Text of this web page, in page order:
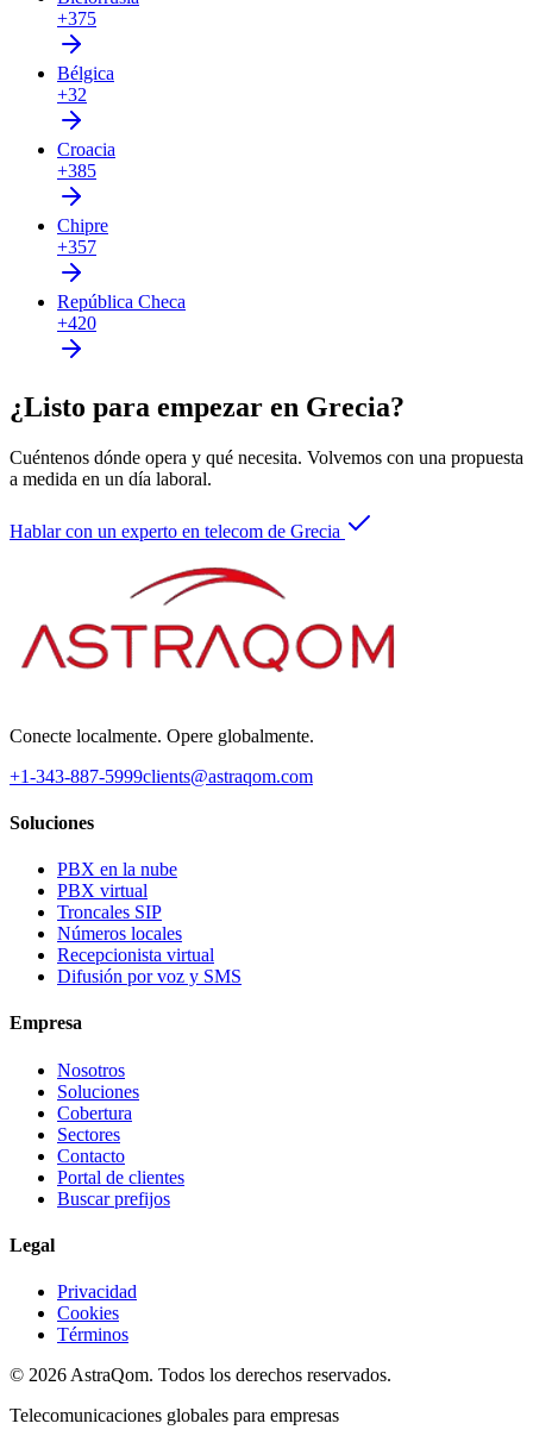
+375
Bélgica
+32
Croacia
+385
Chipre
+357
República Checa
+420
¿Listo para empezar en Grecia?
Cuéntenos dónde opera y qué necesita. Volvemos con una propuesta
a medida en un día laboral.
Hablar con un experto en telecom de Grecia
Conecte localmente. Opere globalmente.
+1-343-887-5999clients@astraqom.com
Soluciones
PBX en la nube
PBX virtual
Troncales SIP
Números locales
Recepcionista virtual
Difusión por voz y SMS
Empresa
Nosotros
Soluciones
Cobertura
Sectores
Contacto
Portal de clientes
Buscar prefijos
Legal
Privacidad
Cookies
Términos
© 2026 AstraQom. Todos los derechos reservados.
Telecomunicaciones globales para empresas